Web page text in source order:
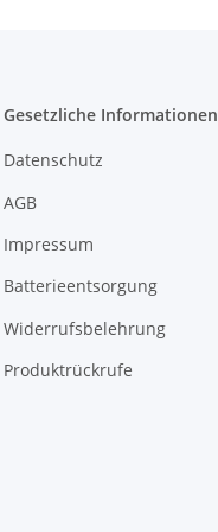
Gesetzliche Informationen
Datenschutz
AGB
Impressum
Batterieentsorgung
Widerrufsbelehrung
Produktrückrufe